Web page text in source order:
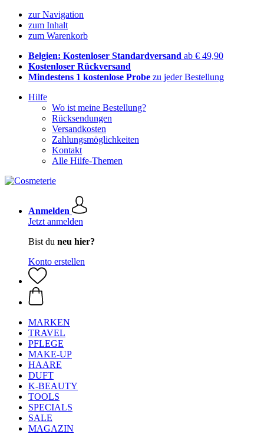
zur Navigation
zum Inhalt
zum Warenkorb
Belgien: Kostenloser Standardversand ab € 49,90
Kostenloser Rückversand
Mindestens 1 kostenlose Probe zu jeder Bestellung
Hilfe
Wo ist meine Bestellung?
Rücksendungen
Versandkosten
Zahlungsmöglichkeiten
Kontakt
Alle Hilfe-Themen
Anmelden
Jetzt anmelden
Bist du neu hier?
Konto erstellen
MARKEN
TRAVEL
PFLEGE
MAKE-UP
HAARE
DUFT
K-BEAUTY
TOOLS
SPECIALS
SALE
MAGAZIN